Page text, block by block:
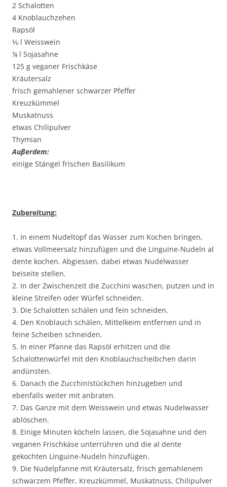
2 Schalotten
4 Knoblauchzehen
Rapsöl
⅛ l Weisswein
¼ l Sojasahne
125 g veganer Frischkäse
Kräutersalz
frisch gemahlener schwarzer Pfeffer
Kreuzkümmel
Muskatnuss
etwas Chilipulver
Thymian
Auβerdem:
einige Stängel frischen Basilikum
Zubereitung:
1. In einem Nudeltopf das Wasser zum Kochen bringen,
etwas Vollmeersalz hinzufügen und die Linguine-Nudeln al
dente kochen. Abgiessen, dabei etwas Nudelwasser
beiseite stellen.
2. In der Zwischenzeit die Zucchini waschen, putzen und in
kleine Streifen oder Würfel schneiden.
3. Die Schalotten schälen und fein schneiden.
4. Den Knoblauch schälen, Mittelkeim entfernen und in
feine Scheiben schneiden.
5. In einer Pfanne das Rapsöl erhitzen und die
Schalottenwürfel mit den Knoblauchscheibchen darin
andünsten.
6. Danach die Zucchinistückchen hinzugeben und
ebenfalls weiter mit anbraten.
7. Das Ganze mit dem Weisswein und etwas Nudelwasser
ablöschen.
8. Einige Minuten köcheln lassen, die Sojasahne und den
veganen Frischkäse unterrühren und die al dente
gekochten Linguine-Nudeln hinzufügen.
9. Die Nudelpfanne mit Kräutersalz, frisch gemahlenem
schwarzem Pfeffer, Kreuzkümmel, Muskatnuss, Chilipulver